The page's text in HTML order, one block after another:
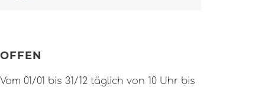
OFFEN
Vom 01/01 bis 31/12 täglich von 10 Uhr bis